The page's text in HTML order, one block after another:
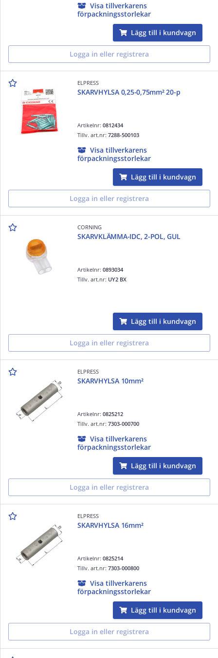
Visa tillverkarens
förpackningsstorlekar
Lägg till i kundvagn
Logga in eller registrera
ELPRESS
SKARVHYLSA 0,25-0,75mm² 20-p
Artikelnr:0812434
Tillv. art.nr:7288-500103
Visa tillverkarens
förpackningsstorlekar
Lägg till i kundvagn
Logga in eller registrera
CORNING
SKARVKLÄMMA-IDC, 2-POL, GUL
Artikelnr:0893034
Tillv. art.nr: UY2 BX
Lägg till i kundvagn
Logga in eller registrera
ELPRESS
SKARVHYLSA 10mm²
Artikelnr:0825212
Tillv. art.nr:7303-000700
Visa tillverkarens
förpackningsstorlekar
Lägg till i kundvagn
Logga in eller registrera
ELPRESS
SKARVHYLSA 16mm²
Artikelnr:0825214
Tillv. art.nr:7303-000800
Visa tillverkarens
förpackningsstorlekar
Lägg till i kundvagn
Logga in eller registrera